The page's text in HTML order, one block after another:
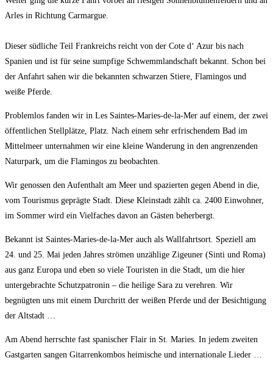
Arles in Richtung Carmargue.
Dieser südliche Teil Frankreichs reicht von der Cote d‘ Azur bis nach
Spanien und ist für seine sumpfige Schwemmlandschaft bekannt. Schon bei
der Anfahrt sahen wir die bekannten schwarzen Stiere, Flamingos und
weiße Pferde.
Problemlos fanden wir in Les Saintes-Maries-de-la-Mer auf einem, der zwei
öffentlichen Stellplätze, Platz. Nach einem sehr erfrischendem Bad im
Mittelmeer unternahmen wir eine kleine Wanderung in den angrenzenden
Naturpark, um die Flamingos zu beobachten.
Wir genossen den Aufenthalt am Meer und spazierten gegen Abend in die,
vom Tourismus geprägte Stadt. Diese Kleinstadt zählt ca. 2400 Einwohner,
im Sommer wird ein Vielfaches davon an Gästen beherbergt.
Bekannt ist Saintes-Maries-de-la-Mer auch als Wallfahrtsort. Speziell am
24. und 25. Mai jeden Jahres strömen unzählige Zigeuner (Sinti und Roma)
aus ganz Europa und eben so viele Touristen in die Stadt, um die hier
untergebrachte Schutzpatronin – die heilige Sara zu verehren. Wir
begnügten uns mit einem Durchritt der weißen Pferde und der Besichtigung
der Altstadt …
Am Abend herrschte fast spanischer Flair in St. Maries. In jedem zweiten
Gastgarten sangen Gitarrenkombos heimische und internationale Lieder …